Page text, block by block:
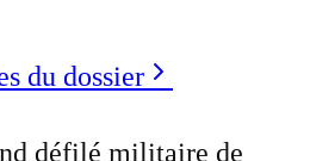
du dossier
défilé militaire de